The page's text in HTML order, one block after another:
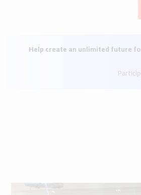
Help create an unlimited future